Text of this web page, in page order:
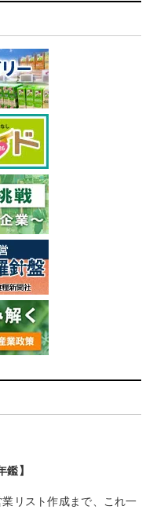
】
リスト作成まで、これ一